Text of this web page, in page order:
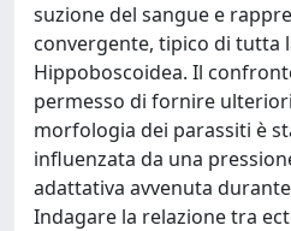
suzione del sangue e
convergente, tipico di tutta
Hippoboscoidea. Il
permesso di fornire
morfologia dei parassiti è
influenzata da una
adattativa avvenuta
Indagare la relazione tra